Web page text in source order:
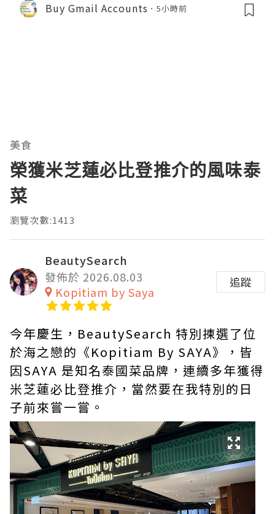
Buy Gmail Accounts 5小時前
美食
榮獲米芝蓮必比登推介的風味泰
菜
瀏覽次數:1413
BeautySearch
發佈於 2026.08.03
Kopitiam by Saya
追蹤
今年慶生，BeautySearch 特別揀選了位
於海之戀的《Kopitiam By SAYA》，皆
因SAYA 是知名泰國菜品牌，連續多年獲得
米芝蓮必比登推介，當然要在我特別的日
子前來嘗一嘗。